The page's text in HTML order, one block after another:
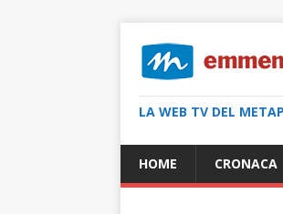
LA WEB TV DEL
HOME CRONACA